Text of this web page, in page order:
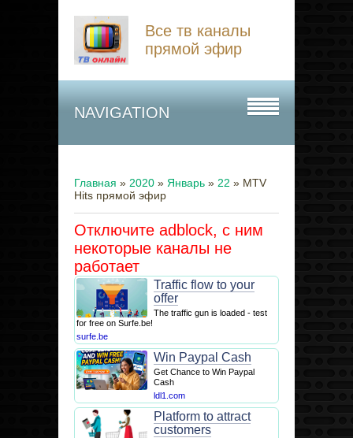
Все тв каналы
прямой эфир
NAVIGATION
Главная » 2020 » Январь » 22 » MTV
Hits прямой эфир
Отключите adblock, с ним
некоторые каналы не
работает
Traffic flow to your
offer
The traffic gun is loaded - test
for free on Surfe.be!
surfe.be
Win Paypal Cash
Get Chance to Win Paypal
Cash
ldl1.com
Platform to attract
customers